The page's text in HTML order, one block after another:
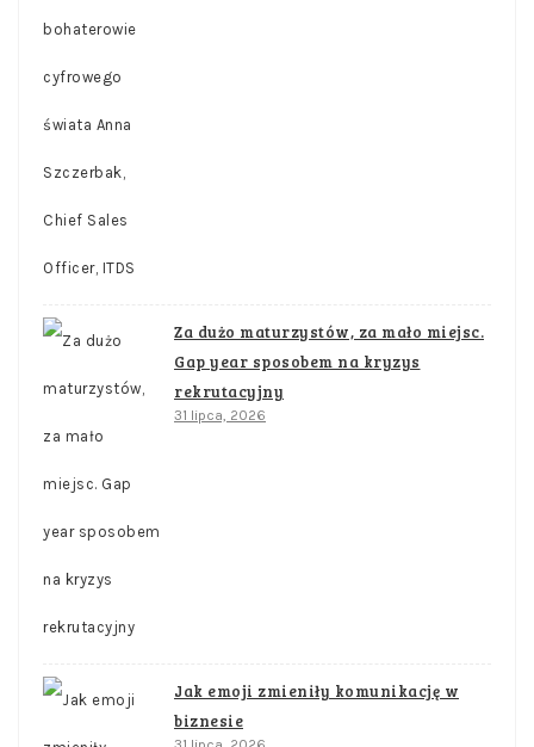
Za dużo maturzystów, za mało miejsc.
Gap year sposobem na kryzys
rekrutacyjny
31 lipca, 2026
Jak emoji zmieniły komunikację w
biznesie